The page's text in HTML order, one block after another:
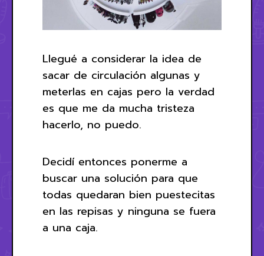
Llegué a considerar la idea de
sacar de circulación algunas y
meterlas en cajas pero la verdad
es que me da mucha tristeza
hacerlo, no puedo.
Decidí entonces ponerme a
buscar una solución para que
todas quedaran bien puestecitas
en las repisas y ninguna se fuera
a una caja.